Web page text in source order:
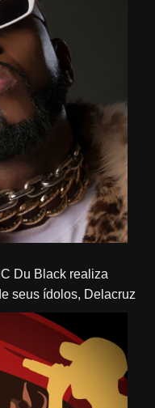
seus ídolos, Delacruz